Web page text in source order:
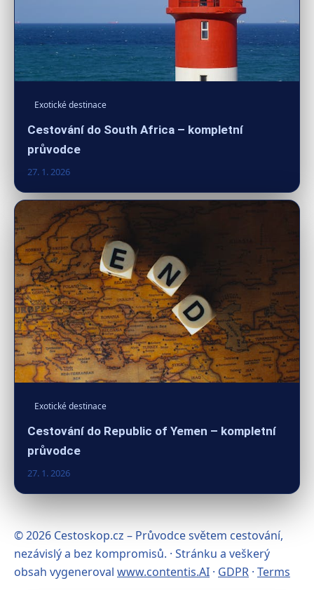
Exotické destinace
Cestování do South Africa – kompletní
průvodce
27. 1. 2026
Exotické destinace
Cestování do Republic of Yemen – kompletní
průvodce
27. 1. 2026
© 2026 Cestoskop.cz – Průvodce světem cestování,
nezávislý a bez kompromisů. · Stránku a veškerý
obsah vygeneroval www.contentis.AI · GDPR · Terms